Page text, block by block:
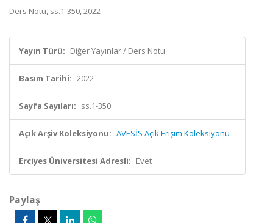
Ders Notu, ss.1-350, 2022
Yayın Türü: Diğer Yayınlar / Ders Notu
Basım Tarihi: 2022
Sayfa Sayıları: ss.1-350
Açık Arşiv Koleksiyonu: AVESİS Açık Erişim Koleksiyonu
Erciyes Üniversitesi Adresli: Evet
Paylaş